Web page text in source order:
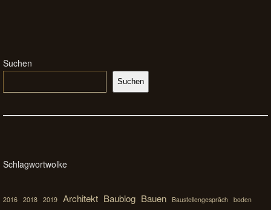
Suchen
Suchen
Schlagwortwolke
2016 2018 2019 Architekt Baublog Bauen Baustellengespräch boden